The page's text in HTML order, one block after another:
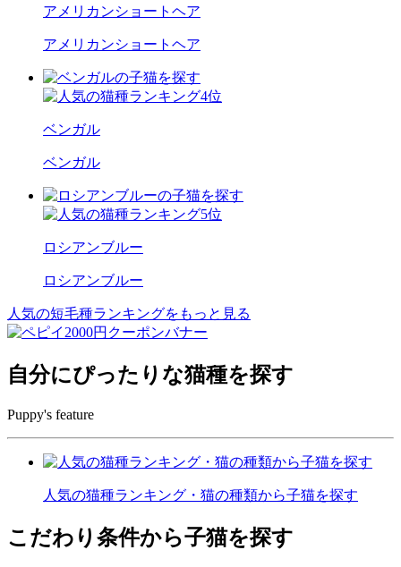
アメリカンショートヘア
アメリカンショートヘア
ベンガル
ベンガル
ロシアンブルー
ロシアンブルー
人気の短毛種ランキングをもっと見る
自分にぴったりな猫種を探す
Puppy's feature
人気の猫種ランキング・猫の種類から子猫を探す
こだわり条件から子猫を探す